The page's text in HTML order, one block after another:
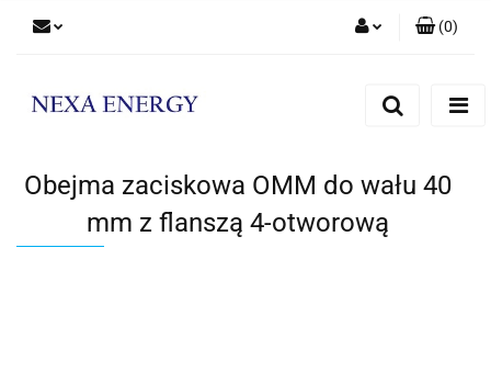
(0)
Obejma zaciskowa OMM do wału 40
mm z flanszą 4-otworową